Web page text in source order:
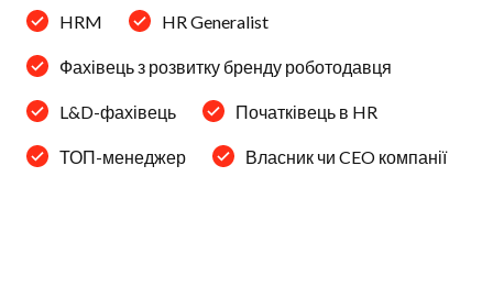
HRM HR Generalist
Фахівець з розвитку бренду роботодавця
L&D-фахівець Початківець в HR
ТОП-менеджер Власник чи CEO компанії